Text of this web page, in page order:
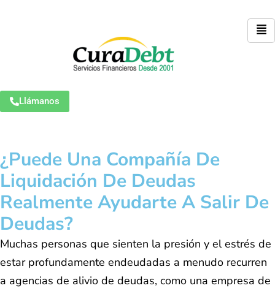
Llámanos
¿Puede Una Compañía De
Liquidación De Deudas
Realmente Ayudarte A Salir De
Deudas?
Muchas personas que sienten la presión y el estrés de
estar profundamente endeudadas a menudo recurren
a agencias de alivio de deudas, como una empresa de